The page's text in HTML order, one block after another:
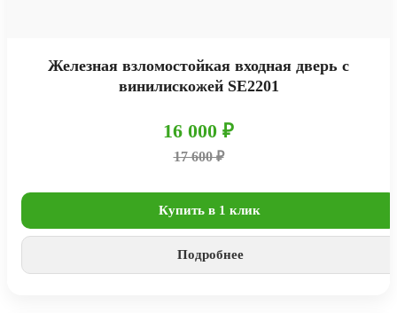
Железная взломостойкая входная дверь с
винилискожей SE2201
16 000 ₽
17 600 ₽
Купить в 1 клик
Подробнее